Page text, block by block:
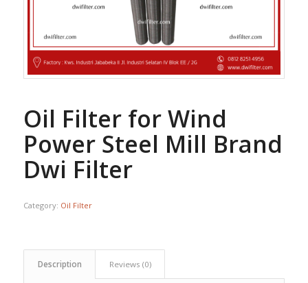
Oil Filter for Wind
Power Steel Mill Brand
Dwi Filter
Category: Oil Filter
Description Reviews (0)